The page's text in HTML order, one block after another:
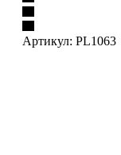
Артикул: PL1063